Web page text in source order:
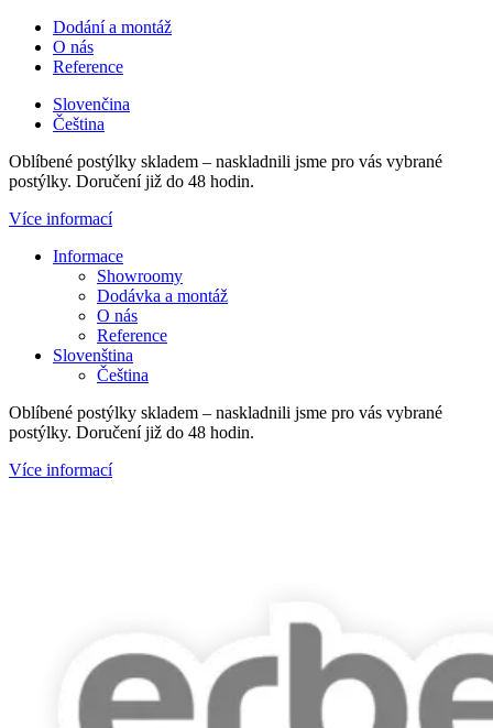
Přejít
obsahu
Dodání a montáž
O nás
Reference
Slovenčina
Čeština
Oblíbené postýlky skladem – naskladnili jsme pro vás vybrané
postýlky. Doručení již do 48 hodin.
Více informací
Main
Informace
Showroomy
Dodávka a montáž
O nás
Reference
Slovenština
Čeština
Oblíbené postýlky skladem – naskladnili jsme pro vás vybrané
postýlky. Doručení již do 48 hodin.
Více informací